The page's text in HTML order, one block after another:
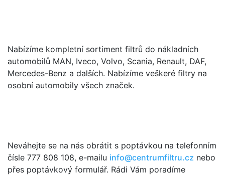
Nabízíme kompletní sortiment filtrů do nákladních
automobilů MAN, Iveco, Volvo, Scania, Renault, DAF,
Mercedes-Benz a dalších. Nabízíme veškeré filtry na
osobní automobily všech značek.
Neváhejte se na nás obrátit s poptávkou na telefonním
čísle 777 808 108, e-mailu info@centrumfiltru.cz nebo
přes poptávkový formulář. Rádi Vám poradíme